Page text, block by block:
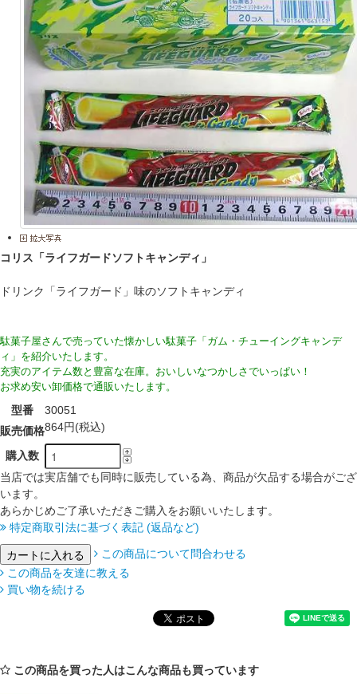
コリス「ライフガードソフトキャンディ」
ドリンク「ライフガード」味のソフトキャンディ
駄菓子屋さんで売っていた懐かしい駄菓子「ガム・チューイングキャンデ
ィ」を紹介いたします。
充実のアイテム数と豊富な在庫。おいしいなつかしさでいっぱい！
お求め安い卸価格で通販いたします。
型番
30051
販売価格864円(税込)
購入数
当店では実店舗でも同時に販売している為、商品が欠品する場合がござ
います。
あらかじめご了承いただきご購入をお願いいたします。
特定商取引法に基づく表記 (返品など)
この商品について問合わせる
この商品を友達に教える
買い物を続ける
この商品を買った人はこんな商品も買っています